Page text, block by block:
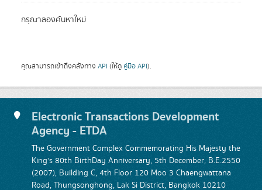
กรุณาลองค้นหาใหม่
คุณสามารถเข้าถึงคลังทาง API (ให้ดู คู่มือ API).
Electronic Transactions Development
Agency - ETDA
The Government Complex Commemorating His Majesty the
King's 80th BirthDay Anniversary, 5th December, B.E.2550
(2007), Building C, 4th Floor 120 Moo 3 Chaengwattana
Road, Thungsonghong, Lak Si District, Bangkok 10210